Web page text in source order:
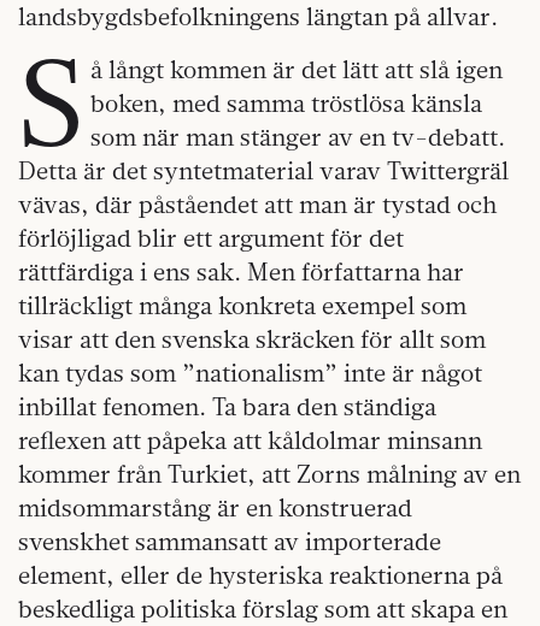
landsbygdsbefolkningens längtan på allvar.
S å långt kommen är det lätt att slå igen
boken, med samma tröstlösa känsla
som när man stänger av en tv-debatt.
Detta är det syntetmaterial varav Twittergräl
vävas, där påståendet att man är tystad och
förlöjligad blir ett argument för det
rättfärdiga i ens sak. Men författarna har
tillräckligt många konkreta exempel som
visar att den svenska skräcken för allt som
kan tydas som ”nationalism” inte är något
inbillat fenomen. Ta bara den ständiga
reflexen att påpeka att kåldolmar minsann
kommer från Turkiet, att Zorns målning av en
midsommarstång är en konstruerad
svenskhet sammansatt av importerade
element, eller de hysteriska reaktionerna på
beskedliga politiska förslag som att skapa en